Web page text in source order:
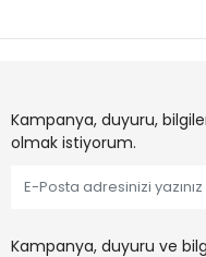
Kampanya, duyuru,
olmak istiyorum.
Kampanya, duyuru ve